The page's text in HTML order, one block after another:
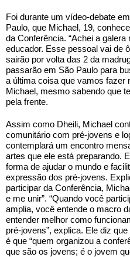
Foi durante um vídeo-debate
Paulo, que Michael, 19,
da Conferência. “Achei a
educador. Esse pessoal vai de
sairão por volta das 2 da
passarão em São Paulo para
a última coisa que vamos fazer
Michael, mesmo sabendo que
pela frente.
Assim como Dheili, Michael
comunitário com pré-jovens e
contemplará um encontro
artes que ele está preparando.
forma de ajudar o mundo e
expressão dos pré-jovens.
participar da Conferência,
e me unir”. “Quando você
amplia, você entende o macro
entender melhor como
pré-jovens”, explica. Ele diz
é que “quem organizou a
que são os jovens; é o jovem